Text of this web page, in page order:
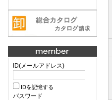
ID(メールアドレス)
IDを記憶する
パスワード